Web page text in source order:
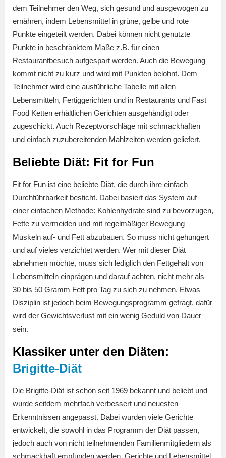
dem Teilnehmer den Weg, sich gesund und ausgewogen zu
ernähren, indem Lebensmittel in grüne, gelbe und rote
Punkte eingeteilt werden. Dabei können nicht genutzte
Punkte in beschränktem Maße z.B. für einen
Restaurantbesuch aufgespart werden. Auch die Bewegung
kommt nicht zu kurz und wird mit Punkten belohnt. Dem
Teilnehmer wird eine ausführliche Tabelle mit allen
Lebensmitteln, Fertiggerichten und in Restaurants und Fast
Food Ketten erhältlichen Gerichten ausgehändigt oder
zugeschickt. Auch Rezeptvorschläge mit schmackhaften
und einfach zuzubereitenden Mahlzeiten werden geliefert.
Beliebte Diät: Fit for Fun
Fit for Fun ist eine beliebte Diät, die durch ihre einfach
Durchführbarkeit besticht. Dabei basiert das System auf
einer einfachen Methode: Kohlenhydrate sind zu bevorzugen,
Fette zu vermeiden und mit regelmäßiger Bewegung
Muskeln auf- und Fett abzubauen. So muss nicht gehungert
und auf vieles verzichtet werden. Wer mit dieser Diät
abnehmen möchte, muss sich lediglich den Fettgehalt von
Lebensmitteln einprägen und darauf achten, nicht mehr als
30 bis 50 Gramm Fett pro Tag zu sich zu nehmen. Etwas
Disziplin ist jedoch beim Bewegungsprogramm gefragt, dafür
wird der Gewichtsverlust mit ein wenig Geduld von Dauer
sein.
Klassiker unter den Diäten:
Brigitte-Diät
Die Brigitte-Diät ist schon seit 1969 bekannt und beliebt und
wurde seitdem mehrfach verbessert und neuesten
Erkenntnissen angepasst. Dabei wurden viele Gerichte
entwickelt, die sowohl in das Programm der Diät passen,
jedoch auch von nicht teilnehmenden Familienmitgliedern als